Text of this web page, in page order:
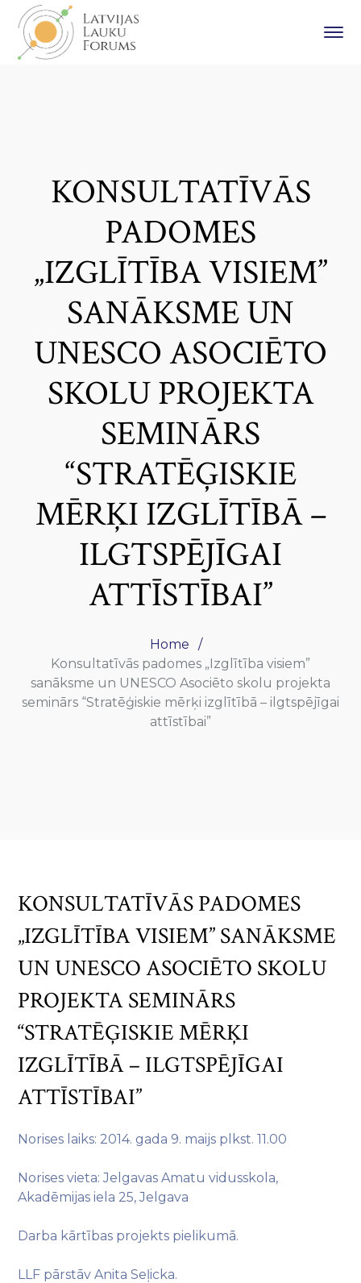
KONSULTATĪVĀS
PADOMES
„IZGLĪTĪBA VISIEM”
SANĀKSME UN
UNESCO ASOCIĒTO
SKOLU PROJEKTA
SEMINĀRS
“STRATĒĢISKIE
MĒRĶI IZGLĪTĪBĀ –
ILGTSPĒJĪGAI
ATTĪSTĪBAI”
Home
Konsultatīvās padomes „Izglītība visiem”
sanāksme un UNESCO Asociēto skolu projekta
seminārs “Stratēģiskie mērķi izglītībā – ilgtspējīgai
attīstībai”
KONSULTATĪVĀS PADOMES
„IZGLĪTĪBA VISIEM” SANĀKSME
UN UNESCO ASOCIĒTO SKOLU
PROJEKTA SEMINĀRS
“STRATĒĢISKIE MĒRĶI
IZGLĪTĪBĀ – ILGTSPĒJĪGAI
ATTĪSTĪBAI”
Norises laiks: 2014. gada 9. maijs plkst. 11.00
Norises vieta: Jelgavas Amatu vidusskola,
Akadēmijas iela 25, Jelgava
Darba kārtības projekts pielikumā.
LLF pārstāv Anita Seļicka.